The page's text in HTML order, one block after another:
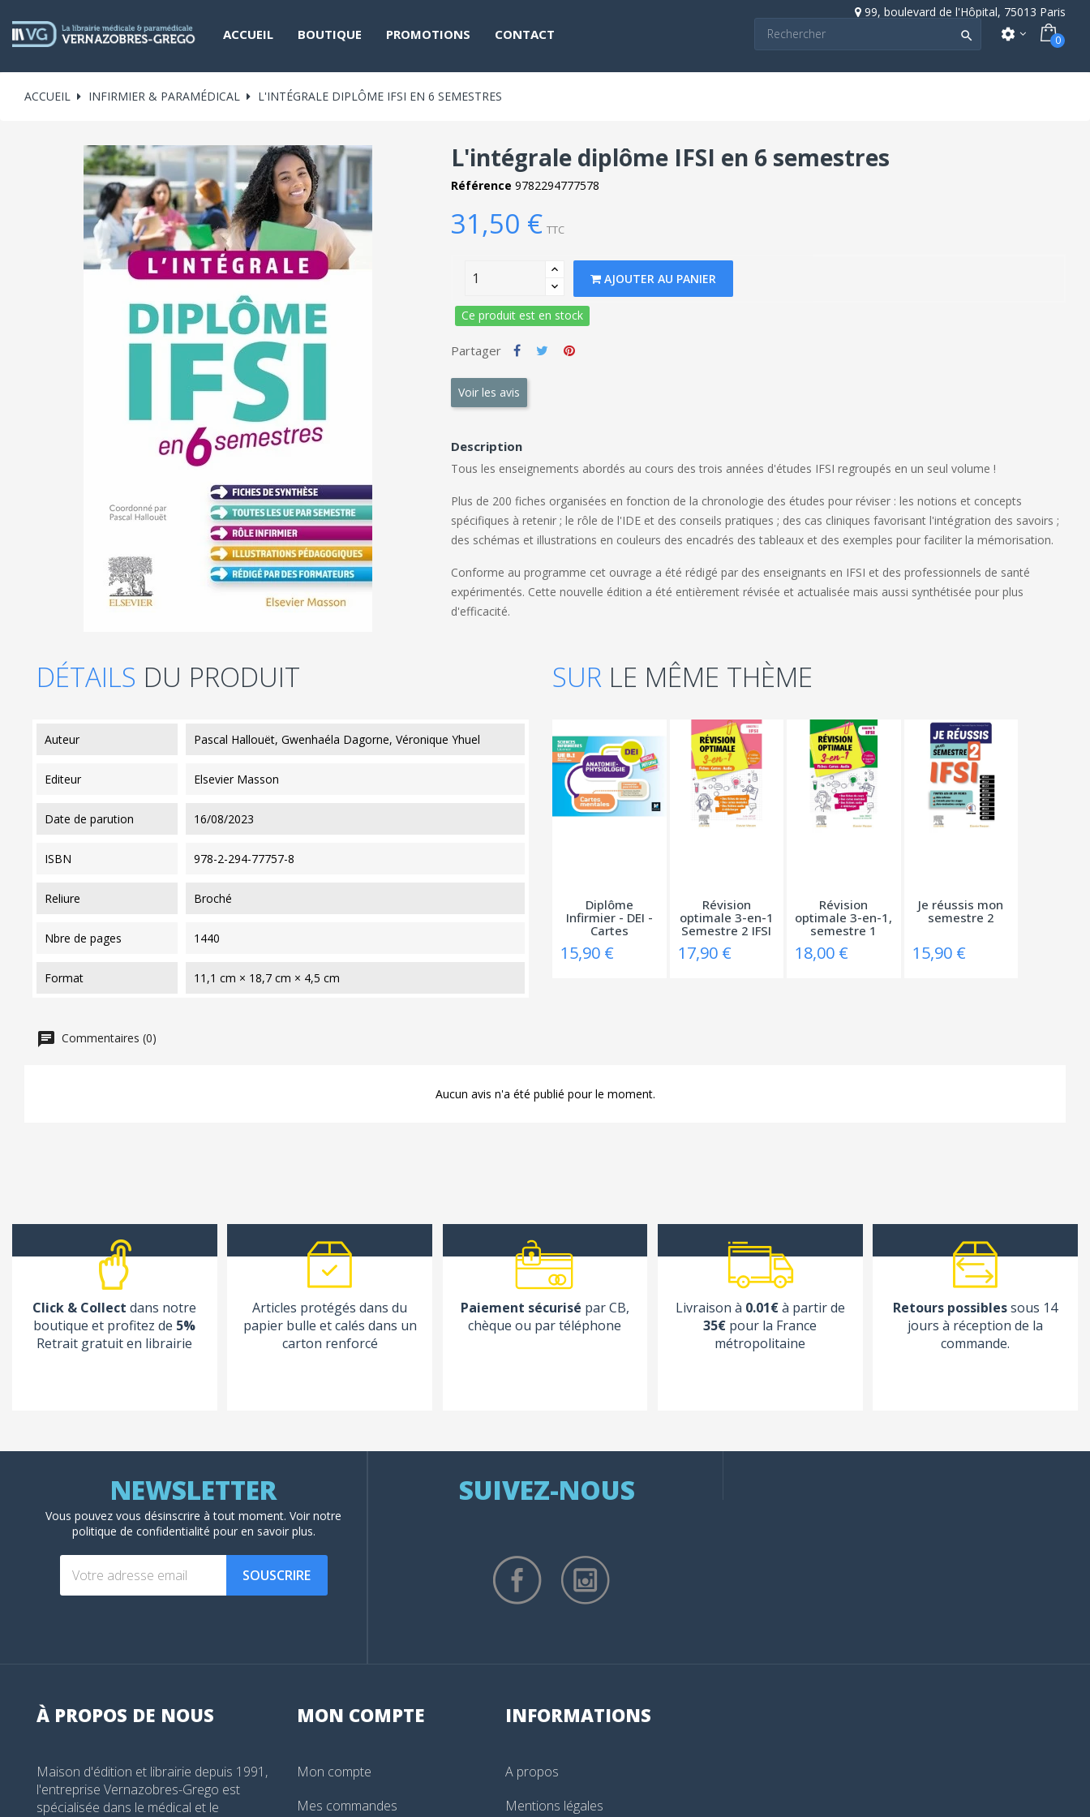
99, boulevard de l'Hôpital, 75013 Paris
ACCUEIL BOUTIQUE PROMOTIONS CONTACT  settings 0
ACCUEIL INFIRMIER & PARAMÉDICAL L'INTÉGRALE DIPLÔME IFSI EN 6 SEMESTRES
L'intégrale diplôme IFSI en 6 semestres
Référence 9782294777578
31,50 € TTC
AJOUTER AU PANIER
Ce produit est en stock
Partager
Voir les avis
Description
Tous les enseignements abordés au cours des trois années d'études IFSI regroupés en un seul volume !
Plus de 200 fiches organisées en fonction de la chronologie des études pour réviser : les notions et concepts
spécifiques à retenir ; le rôle de l'IDE et des conseils pratiques ; des cas cliniques favorisant l'intégration des savoirs ;
des schémas et illustrations en couleurs des encadrés des tableaux et des exemples pour faciliter la mémorisation.
Conforme au programme cet ouvrage a été rédigé par des enseignants en IFSI et des professionnels de santé
expérimentés. Cette nouvelle édition a été entièrement révisée et actualisée mais aussi synthétisée pour plus
d'efficacité.
DÉTAILS DU PRODUIT
auteur Pascal Hallouët, Gwenhaéla Dagorne, Véronique Yhuel
editeur Elsevier Masson
date de parution 16/08/2023
ISBN 978-2-294-77757-8
reliure Broché
nbre de pages 1440
format 11,1 cm × 18,7 cm × 4,5 cm
SUR LE MÊME THÈME
Diplôme
Infirmier - DEI -
Cartes
15,90 €
Révision
optimale 3-en-1
Semestre 2 IFSI
17,90 €
Révision
optimale 3-en-1,
semestre 1
18,00 €
Je réussis mon
semestre 2
15,90 €
Commentaires (0)
Aucun avis n'a été publié pour le moment.
Click & Collect dans notre
boutique et profitez de 5%
Retrait gratuit en librairie
Articles protégés dans du
papier bulle et calés dans un
carton renforcé
Paiement sécurisé par CB,
chèque ou par téléphone
Livraison à 0.01€à partir de
35€ pour la France
métropolitaine
Retours possiblessous 14
jours à réception de la
commande.
Vous pouvez vous désinscrire à tout moment. Voirnotre
politique de confidentialité pour en savoir plus.
SOUSCRIRE
SUIVEZ-NOUS
À PROPOS DE NOUS
Maison d'édition et librairie depuis 1991,
l'entreprise Vernazobres-Grego est
spécialisée dans le médical et le
MON COMPTE
Mon compte
Mes commandes
INFORMATIONS
A propos
Mentions légales